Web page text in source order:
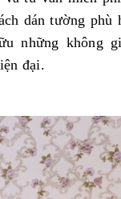
dán tường phù
những không
đại.